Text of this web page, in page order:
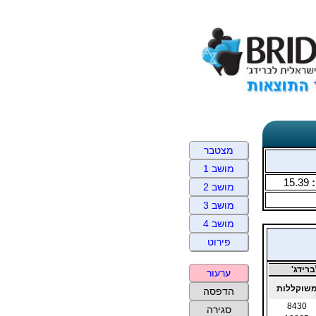
15.39
משוקללות
8430
מצטבר
מושב 1
מושב 2
מושב 3
מושב 4
פירוט
ערעור
הדפסה
סגירה